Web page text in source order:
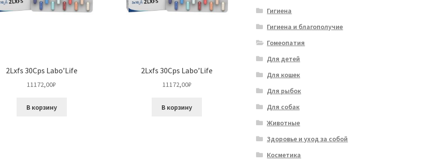
2Lxfs 30Cps Labo’Life
11172,00₽
В корзину
2Lxfs 30Cps Labo’Life
11172,00₽
В корзину
Гигиена
Гигиена и благополучие
Гомеопатия
Для детей
Для кошек
Для рыбок
Для собак
Животные
Здоровье и уход за собой
Косметика